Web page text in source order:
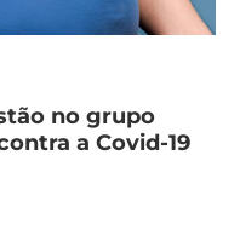
no grupo
a Covid-19